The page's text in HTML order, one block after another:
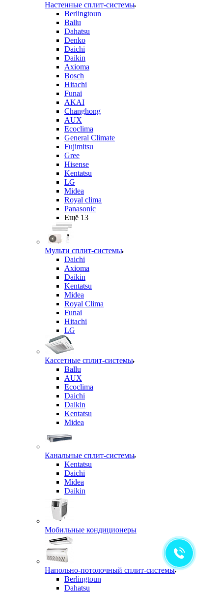
Настенные сплит-системы
Berlingtoun
Ballu
Dahatsu
Denko
Daichi
Daikin
Axioma
Bosch
Hitachi
Funai
AKAI
Changhong
AUX
Ecoclima
General Climate
Fujimitsu
Gree
Hisense
Kentatsu
LG
Midea
Royal clima
Panasonic
Ещё 13
Мульти сплит-системы
Daichi
Axioma
Daikin
Kentatsu
Midea
Royal Clima
Funai
Hitachi
LG
Кассетные сплит-системы
Ballu
AUX
Ecoclima
Daichi
Daikin
Kentatsu
Midea
Канальные сплит-системы
Kentatsu
Daichi
Midea
Daikin
Мобильные кондиционеры
Напольно-потолочный сплит-системы
Berlingtoun
Dahatsu